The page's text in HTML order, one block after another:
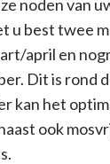
noden van
u best twee
april en
Dit is rond
kan het
ook